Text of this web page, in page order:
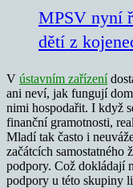
MPSV nyní
dětí z
V ústavním zařízení
ani neví, jak fungují
nimi hospodařit. I když
finanční gramotnosti,
Mladí tak často i
začátcích samostatného
podpory. Což dokládají
podpory u této skupiny